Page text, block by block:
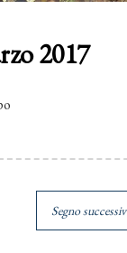
2017
Segno